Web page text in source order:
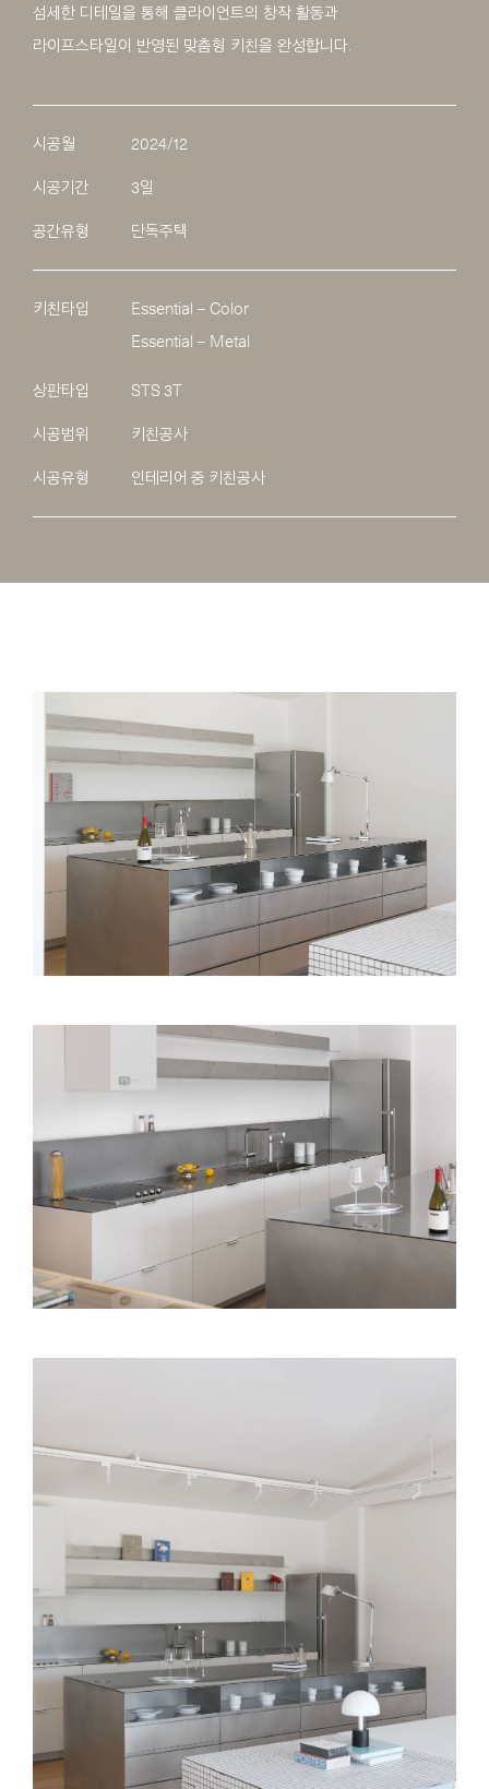
섬세한 디테일을 통해 클라이언트의 창작 활동과
라이프스타일이 반영된 맞춤형 키친을 완성합니다.
시공월 2024/12
시공기간 3일
공간유형 단독주택
키친타입
Essential – Color
Essential – Metal
상판타입 STS 3T
시공범위 키친공사
시공유형 인테리어 중 키친공사